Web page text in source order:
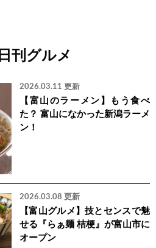
日刊グルメ
2026.03.11 更新
【富山のラーメン】もう食べ
た？ 富山になかった新潟ラーメ
ン！
2026.03.08 更新
【富山グルメ】技とセンスで魅
せる『らぁ麺 桔梗』が富山市に
オープン